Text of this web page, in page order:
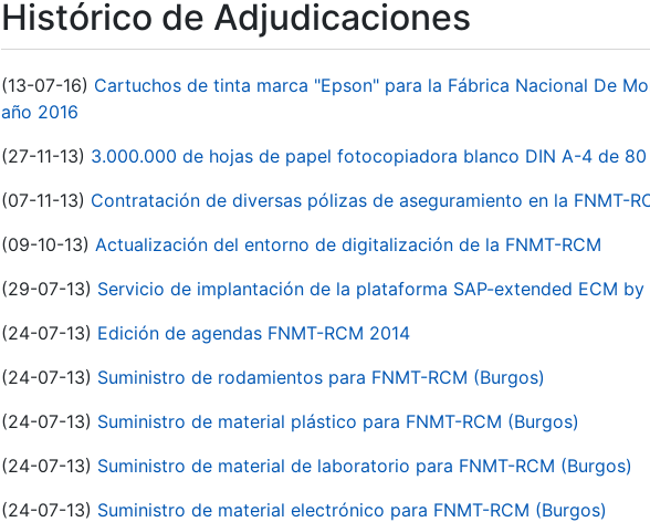
Histórico de Adjudicaciones
(13-07-16) Cartuchos de tinta marca "Epson" para la Fábrica Nacional De
año 2016
(27-11-13) 3.000.000 de hojas de papel fotocopiadora blanco DIN A-4 de 80
(07-11-13) Contratación de diversas pólizas de aseguramiento en la FNMT-
(09-10-13) Actualización del entorno de digitalización de la FNMT-RCM
(29-07-13) Servicio de implantación de la plataforma SAP-extended ECM by
(24-07-13) Edición de agendas FNMT-RCM 2014
(24-07-13) Suministro de rodamientos para FNMT-RCM (Burgos)
(24-07-13) Suministro de material plástico para FNMT-RCM (Burgos)
(24-07-13) Suministro de material de laboratorio para FNMT-RCM (Burgos)
(24-07-13) Suministro de material electrónico para FNMT-RCM (Burgos)